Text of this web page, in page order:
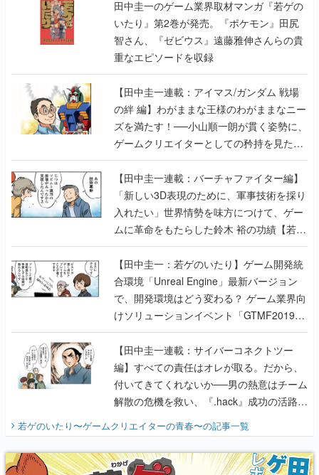
田中圭一のゲーム業界取材マンガ『若ゲの
いたり』第2巻が発売。『ポケモン』田尻
智さん、『ゼビウス』遠藤雅伸さんらの貴
重なエピソードを収録
【田中圭一連載：アイマス/ガンダム 戦場
の絆 編】わがままな王様のわがままなニー
ズを満たす！──小山順一朗が貫く姿勢に、
ゲームクリエイターとしての矜持を見た
【若ゲのいたり最終回】
【田中圭一連載：バーチャファイター編】
「新しい3D表現のために、軍事技術を採り
入れたい」世界情勢を味方につけて、ゲー
ムに革命をもたらした鈴木 裕の功績【若ゲ
のいたり】
【田中圭一：若ゲのいたり】ゲーム開発統
合環境「Unreal Engine」最新バージョン
で、開発環境はどう変わる？ ゲーム業界向
けソリューションイベント「GTMF2019」
に行って、より理解を深めよう【PR】
【田中圭一連載：サイバーコネクトツー
編】すべての責任はオレが取る。だから、
付いてきてくれないか──男の熱意はチーム
解散の危機を救い、『.hack』成功の活路を
『少年ジャンプ』色だった【若ゲのいた
り】
若ゲのいたり〜ゲームクリエイターの青春〜の記事一覧